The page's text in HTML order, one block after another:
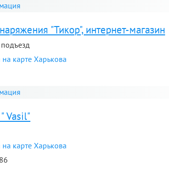
"Тикор", интернет-магазин
подъезд
карте Харькова
Vasil"
карте Харькова